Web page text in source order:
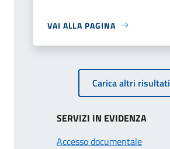
VAI ALLA PAGINA
Carica altri risultati
SERVIZI IN EVIDENZA
Accesso documentale